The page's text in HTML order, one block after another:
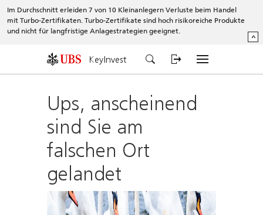
Im Durchschnitt erleiden 7 von 10 Kleinanlegern Verluste beim Handel
mit Turbo-Zertifikaten. Turbo-Zertifikate sind hoch risikoreiche Produkte
und nicht für langfristige Anlagestrategien geeignet.
^
KeyInvest
Ups, anscheinend
sind Sie am
falschen Ort
gelandet